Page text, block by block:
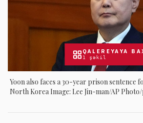
QALEREYAYA
1 şəkil
Yoon also faces a 30-year prison sentence
North Korea Image: Lee Jin-man/AP